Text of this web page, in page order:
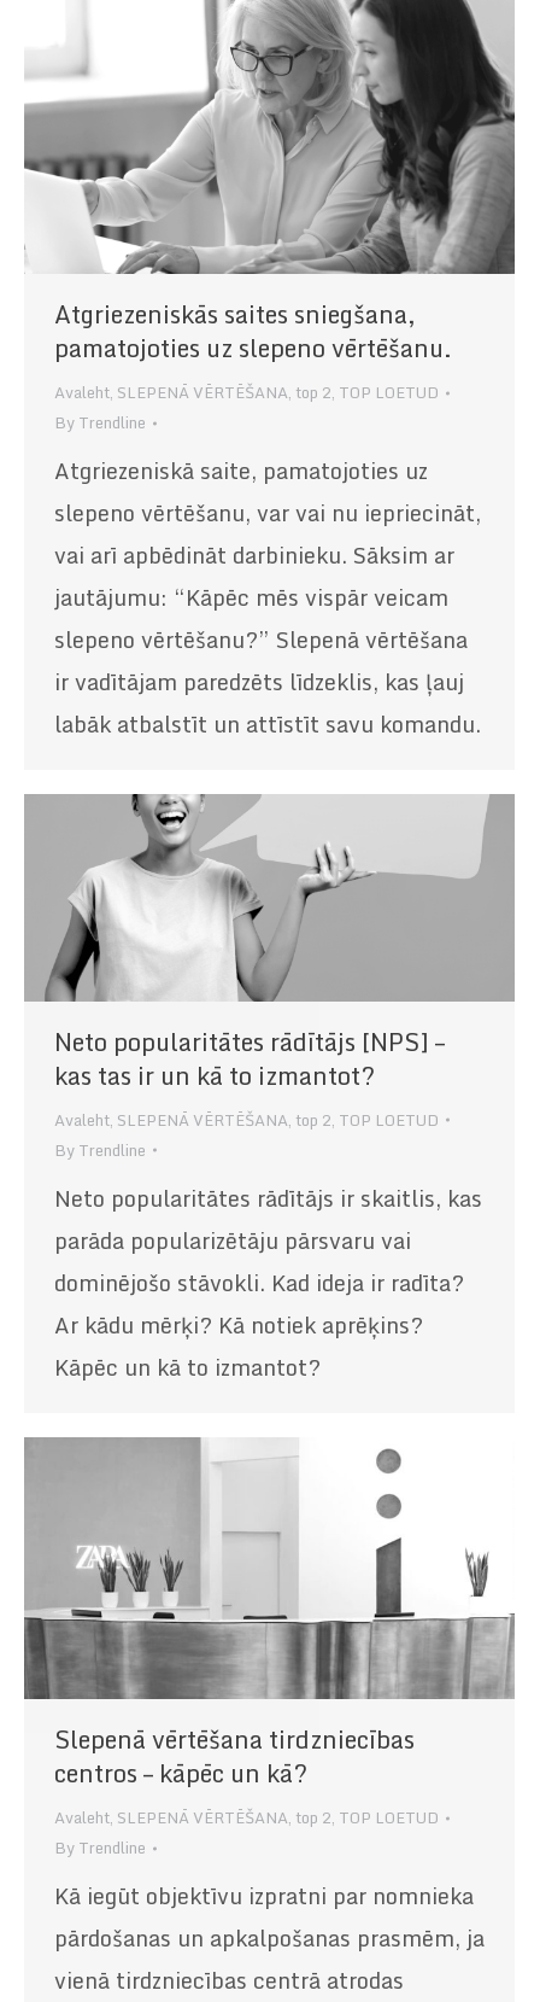
Atgriezeniskās saites sniegšana,
pamatojoties uz slepeno vērtēšanu.
Avaleht, SLEPENĀ VĒRTĒŠANA, top 2, TOP LOETUD
ByTrendline
Atgriezeniskā saite, pamatojoties uz
slepeno vērtēšanu, var vai nu iepriecināt,
vai arī apbēdināt darbinieku. Sāksim ar
jautājumu: “Kāpēc mēs vispār veicam
slepeno vērtēšanu?” Slepenā vērtēšana
ir vadītājam paredzēts līdzeklis, kas ļauj
labāk atbalstīt un attīstīt savu komandu.
Neto popularitātes rādītājs [NPS] –
kas tas ir un kā to izmantot?
Avaleht, SLEPENĀ VĒRTĒŠANA, top 2, TOP LOETUD
ByTrendline
Neto popularitātes rādītājs ir skaitlis, kas
parāda popularizētāju pārsvaru vai
dominējošo stāvokli. Kad ideja ir radīta?
Ar kādu mērķi? Kā notiek aprēķins?
Kāpēc un kā to izmantot?
Slepenā vērtēšana tirdzniecības
centros – kāpēc un kā?
Avaleht, SLEPENĀ VĒRTĒŠANA, top 2, TOP LOETUD
ByTrendline
Kā iegūt objektīvu izpratni par nomnieka
pārdošanas un apkalpošanas prasmēm, ja
vienā tirdzniecības centrā atrodas